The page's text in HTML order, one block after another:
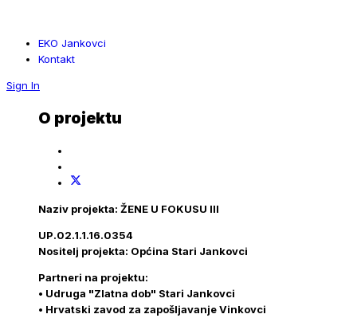
EKO Jankovci
Kontakt
Sign In
O projektu
Naziv projekta: ŽENE U FOKUSU III
UP.02.1.1.16.0354
Nositelj projekta: Općina Stari Jankovci
Partneri na projektu:
• Udruga "Zlatna dob" Stari Jankovci
• Hrvatski zavod za zapošljavanje Vinkovci